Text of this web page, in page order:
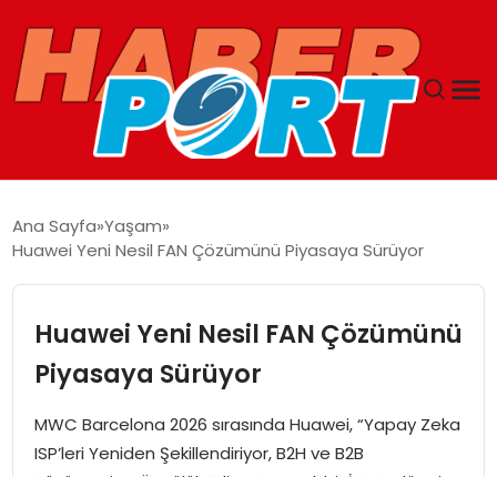
YAŞAM
SAĞLIK
Ana Sayfa Yaşam
Huawei Yeni Nesil FAN Çözümünü Piyasaya Sürüyor
Huawei Yeni Nesil FAN Çözümünü
Piyasaya Sürüyor
MWC Barcelona 2026 sırasında Huawei, “Yapay Zeka
ISP’leri Yeniden Şekillendiriyor, B2H ve B2B